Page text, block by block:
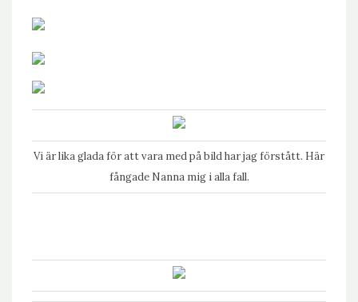
Vi är lika glada för att vara med på bild har jag förstått. Här
fångade Nanna mig i alla fall.